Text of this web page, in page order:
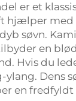
er et
hjælper med
søvn.
en
Hvis du
ylang. Dens
en